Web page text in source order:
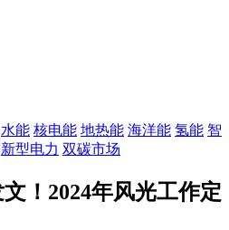
水能 核电能 地热能 海洋能 氢能 智
新型电力 双碳市场
！2024年风光工作定